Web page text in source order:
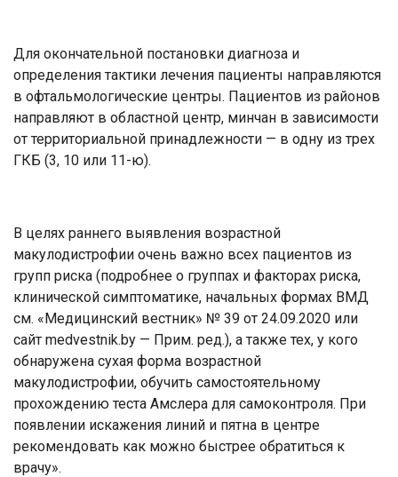
Для окончательной постановки диагноза и
определения тактики лечения пациенты направляются
в офтальмологические центры. Пациентов из районов
направляют в областной центр, минчан в зависимости
от территориальной принадлежности — в одну из трех
ГКБ (3, 10 или 11-ю).
В целях раннего выявления возрастной
макулодистрофии очень важно всех пациентов из
групп риска (подробнее о группах и факторах риска,
клинической симптоматике, начальных формах ВМД
см. «Медицинский вестник» № 39 от 24.09.2020 или
сайт medvestnik.by — Прим. ред.), а также тех, у кого
обнаружена сухая форма возрастной
макулодистрофии, обучить самостоятельному
прохождению теста Амслера для самоконтроля. При
появлении искажения линий и пятна в центре
рекомендовать как можно быстрее обратиться к
врачу».